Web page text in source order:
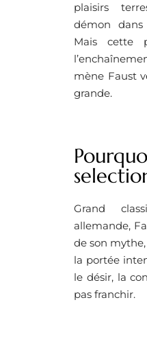
plaisirs
démon
Mais cette
mène Faust
grande.
Grand
allemande,
de son
la portée
le désir, la
pas franchir.